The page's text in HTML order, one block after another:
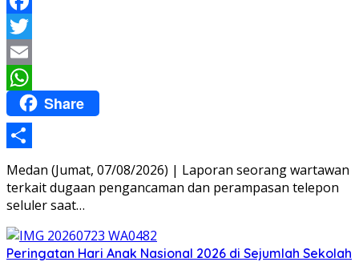
Facebook
Twitter
Email
WhatsApp
Share
Share
Medan (Jumat, 07/08/2026) | Laporan seorang wartawan
terkait dugaan pengancaman dan perampasan telepon
seluler saat…
Peringatan Hari Anak Nasional 2026 di Sejumlah Sekolah